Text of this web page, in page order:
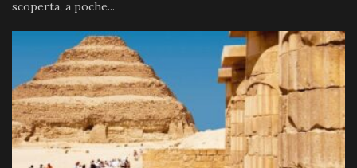
scoperta, a poche...